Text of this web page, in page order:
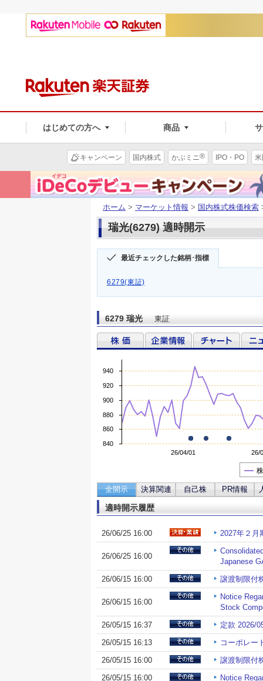
はじめての方へ 商品
キャンペーン 国内株式 かぶミニ® IPO・PO
ホーム > マーケット情報 > 国内株式株価検索
瑞光(6279) 適時開示
最近チェックした銘柄･指標
6279(東証)
6279 瑞光 東証